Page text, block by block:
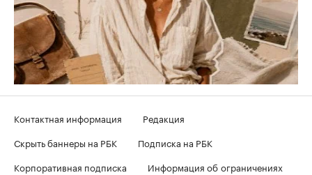
Контактная информация
Редакция
Скрыть баннеры на РБК
Подписка на РБК
Корпоративная подписка
Информация об ограничениях